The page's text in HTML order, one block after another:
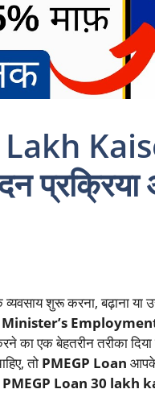
शुरू करना, बढ़ाना या
Minister’s
का एक बेहतरीन तरीका
तो PMEGP Loan आपके
PMEGP Loan 30 lakh